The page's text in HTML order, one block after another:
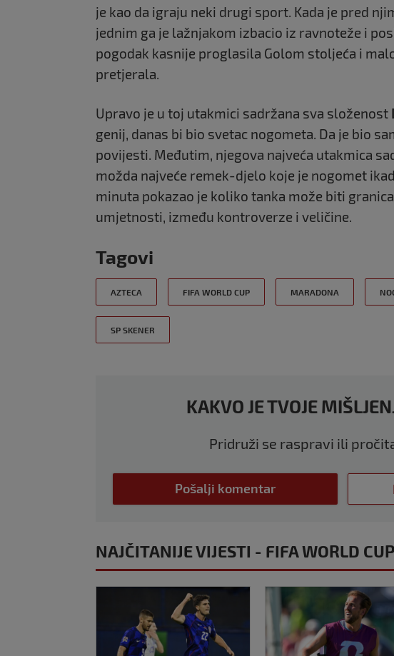
je kao da igraju neki drugi sport. Kada je pred
jednim ga je lažnjakom izbacio iz ravnoteže i
pogodak kasnije proglasila Golom stoljeća i
pretjerala.
Upravo je u toj utakmici sadržana sva složenost
genij, danas bi bio svetac nogometa. Da je bio
povijesti. Međutim, njegova najveća utakmica
možda najveće remek-djelo koje je nogomet
minuta pokazao je koliko tanka može biti
umjetnosti, između kontroverze i veličine.
Tagovi
AZTECA FIFA WORLD CUP MARADONA
SP SKENER
KAKVO JE TVOJE
Pridruži se raspravi ili
Pošalji komentar
NAJČITANIJE VIJESTI - FIFA WORLD CUP